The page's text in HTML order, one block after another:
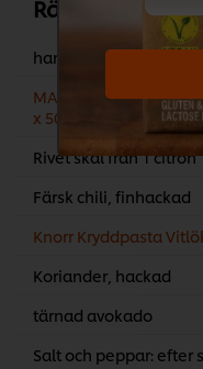
Räktostadas
handskalade räkor
MAILLE
x 500 ml
Rivet skal från 1 citron
Färsk chili, finhackad
Knorr Kryddpasta
Koriander, hackad
tärnad avokado
Salt och peppar: efter